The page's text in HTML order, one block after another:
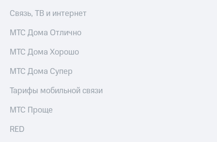
КИОН
Строки
Live
Гудок
МТС
Скидка 30%
МТС
МТС
Накопления
Откладывайте
деньги
Связь, ТВ и интернет
МТС Дома Отлично
МТС Дома Хорошо
МТС Дома Супер
Тарифы мобильной связи
МТС Проще
RED